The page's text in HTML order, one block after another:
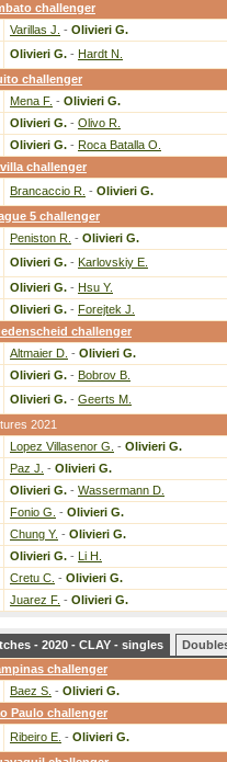
challenger
Varillas J. - Olivieri G.
Olivieri G. - Hardt N.
challenger
Mena F. - Olivieri G.
Olivieri G. - Olivo R.
Olivieri G. - Roca Batalla O.
challenger
Brancaccio R. - Olivieri G.
5 challenger
Peniston R. - Olivieri G.
Olivieri G. - Karlovskiy E.
Olivieri G. - Hsu Y.
Olivieri G. - Forejtek J.
challenger
Altmaier D. - Olivieri G.
Olivieri G. - Bobrov B.
Olivieri G. - Geerts M.
2021
Lopez Villasenor G. - Olivieri G.
Paz J. - Olivieri G.
Olivieri G. - Wassermann D.
Fonio G. - Olivieri G.
Chung Y. - Olivieri G.
Olivieri G. - Li H.
Cretu C. - Olivieri G.
Juarez F. - Olivieri G.
- 2020 - CLAY - singles
challenger
Baez S. - Olivieri G.
Paulo challenger
Ribeiro E. - Olivieri G.